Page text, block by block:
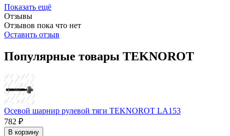
Показать ещё
Отзывы
Отзывов пока что нет
Оставить отзыв
Популярные товары TEKNOROT
Осевой шарнир рулевой тяги TEKNOROT LA153
782 ₽
В корзину